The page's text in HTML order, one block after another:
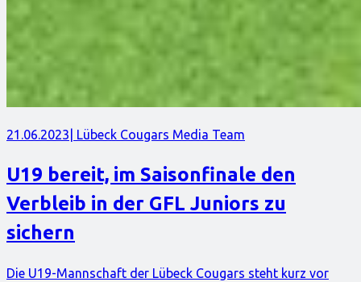
21.06.2023 | Lübeck Cougars Media Team
U19 bereit, im Saisonfinale den
Verbleib in der GFL Juniors zu
sichern
Die U19-Mannschaft der Lübeck Cougars steht kurz vor